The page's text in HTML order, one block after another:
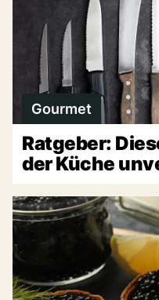
Gourmet
Ratgeber:
der Küche